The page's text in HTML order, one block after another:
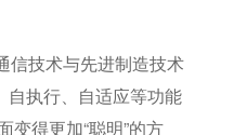
技术与先进制造技术
自执行、自适应等功能
变得更加“聪明”的方